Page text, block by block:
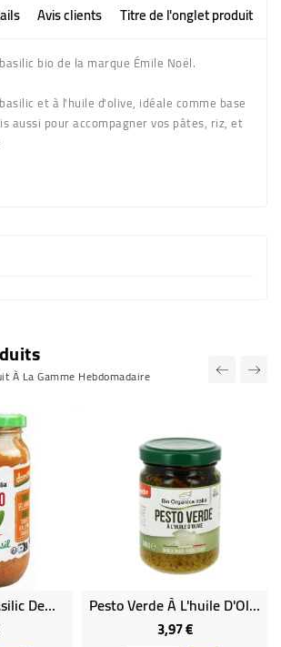
Avis clients Titre de l'onglet produit
bio de la marque Émile Noël.
et à l'huile d'olive, idéale comme base
aussi pour accompagner vos pâtes, riz, et
À La Gamme Hebdomadaire
Sauce Tomate Basilic Demeter Bio Pesto Verde À L'huile D'Olive Demeter Bio
3,97 €Prix